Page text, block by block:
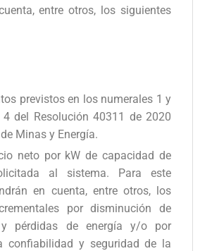
entre otros, los siguientes
previstos en los numerales 1 y
del Resolución 40311 de 2020
Minas y Energía.
neto por kW de capacidad de
al sistema. Para este
en cuenta, entre otros, los
por disminución de
y pérdidas de energía y/o por
confiabilidad y seguridad de la